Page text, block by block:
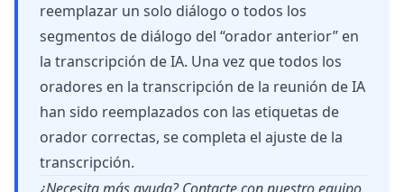
reemplazar un solo diálogo o todos los
segmentos de diálogo del “orador anterior” en
la transcripción de IA. Una vez que todos los
oradores en la transcripción de la reunión de IA
han sido reemplazados con las etiquetas de
orador correctas, se completa el ajuste de la
transcripción.